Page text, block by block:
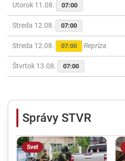
Utorok 11.08. 07:00
Streda 12.08. 07:00
Streda 12.08. 07:00 Repríza
Štvrtok 13.08. 07:00
Správy STVR
Svet